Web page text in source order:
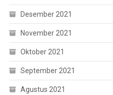
Desember 2021
November 2021
Oktober 2021
September 2021
Agustus 2021